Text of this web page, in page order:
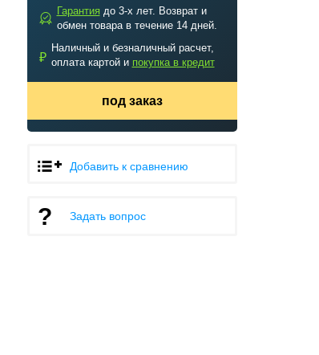
b
Гарантиядо 3-х лет. Возврат и
обмен товара в течение 14 дней.
₽
Наличный и безналичный расчет,
оплата картой и покупка в кредит
под заказ
Добавить к сравнению
Задать вопрос